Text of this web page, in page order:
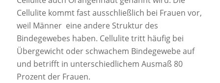
Cellulite kommt fast ausschließlich bei Frauen vor,
weil Männer eine andere Struktur des
Bindegewebes haben. Cellulite tritt häufig bei
Übergewicht oder schwachem Bindegewebe auf
und betrifft in unterschiedlichem Ausmaß 80
Prozent der Frauen.